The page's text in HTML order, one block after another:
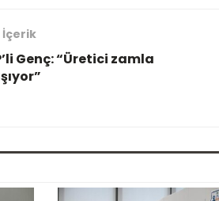
İçerik
Genç: “Üretici zamla